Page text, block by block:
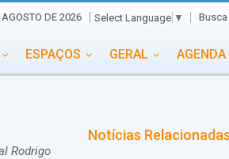
DE 2026 Select Language ▼ Busca
ESPAÇOS GERAL AGENDA
PORTAL EVENTOS TV
Rodrigo
Notícias Relacionadas